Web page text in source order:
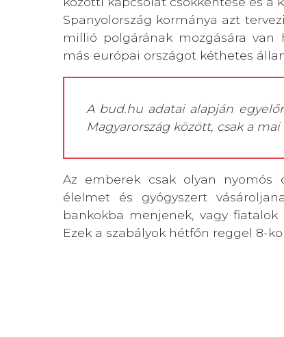
Spanyolország kormánya azt
millió polgárának mozgására van
más európai országot kéthetes
A bud.hu adatai alapján
Magyarország között, csak a
Az emberek csak olyan
élelmet és gyógyszert
bankokba menjenek, vagy
Ezek a szabályok hétfőn reggel 8-